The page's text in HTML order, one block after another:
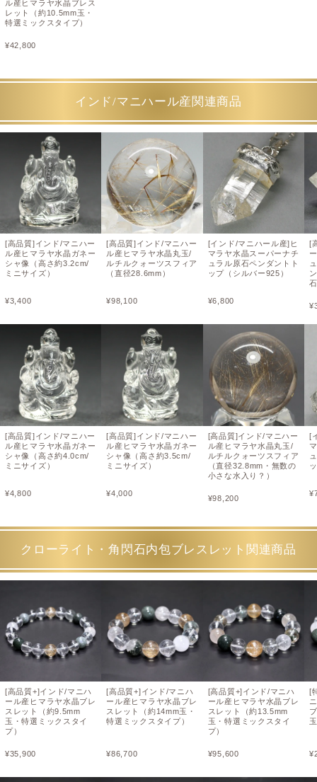
ル産ヒマラヤ水晶ブレス
レット（約10.5mm玉・
特選ミックスタイプ）
¥42,800
インド/マニハール産関連商品
[高品質]インド/マニハー
ル産ヒマラヤ水晶ガネー
シャ像（高さ約3.2cm/
ミニサイズ）
¥3,400
[高品質]インド/マニハー
ル産ヒマラヤ水晶ガネー
シャ像（高さ約4.0cm/
ミニサイズ）
¥4,800
[高品質]インド/マニハー
ル産ヒマラヤ水晶丸玉/
ルチルクォーツスフィア
（直径28.6mm）
¥98,100
[高品質]インド/マニハー
ル産ヒマラヤ水晶ガネー
シャ像（高さ約3.5cm/
ミニサイズ）
¥4,000
[インド/マニハール産]ヒ
マラヤ水晶スーパーナチ
ュラル原石ペンダントト
ップ（シルバー925）
¥6,800
[高品質]インド/マニハー
ル産ヒマラヤ水晶丸玉/
ルチルクォーツスフィア
（直径32.8mm・無数の
小さな水入り？）
¥98,200
[
石
¥
[
¥
クローライト・角閃石内包ブレスレット関連商品
[高品質+]インド/マニハ
ール産ヒマラヤ水晶ブレ
スレット（約9.5mm
玉・特選ミックスタイ
プ）
¥35,900
[高品質+]インド/マニハ
ール産ヒマラヤ水晶ブレ
スレット（約14mm玉・
特選ミックスタイプ）
¥86,700
[高品質+]インド/マニハ
ール産ヒマラヤ水晶ブレ
スレット（約13.5mm
玉・特選ミックスタイ
プ）
¥95,600
[
¥